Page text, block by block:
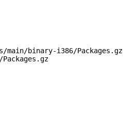
binary-i386/Packages.gz